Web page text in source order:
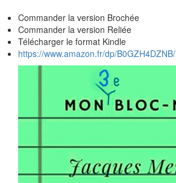
Commander la version Brochée
Commander la version Reliée
Télécharger le format Kindle
https://www.amazon.fr/dp/B0GZH4DZNB/